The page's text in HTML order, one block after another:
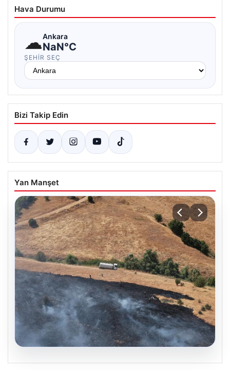
Hava Durumu
☁Ankara
NaN°C
ŞEHIR SEÇ
Bizi Takip Edin
Yan Manşet